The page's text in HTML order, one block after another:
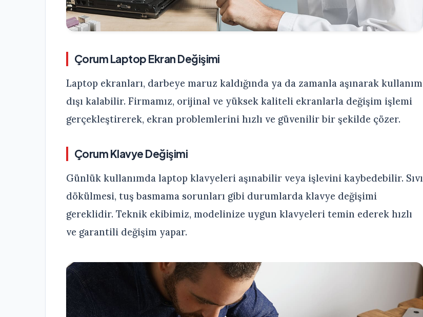
Çorum Laptop Ekran Değişimi
Laptop ekranları, darbeye maruz kaldığında ya da zamanla aşınarak kullanım
dışı kalabilir. Firmamız, orijinal ve yüksek kaliteli ekranlarla değişim işlemi
gerçekleştirerek, ekran problemlerini hızlı ve güvenilir bir şekilde çözer.
Çorum Klavye Değişimi
Günlük kullanımda laptop klavyeleri aşınabilir veya işlevini kaybedebilir. Sıvı
dökülmesi, tuş basmama sorunları gibi durumlarda klavye değişimi
gereklidir. Teknik ekibimiz, modelinize uygun klavyeleri temin ederek hızlı
ve garantili değişim yapar.